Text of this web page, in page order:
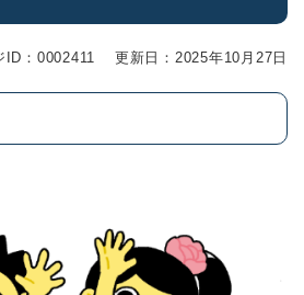
ID：0002411 更新日：2025年10月27日